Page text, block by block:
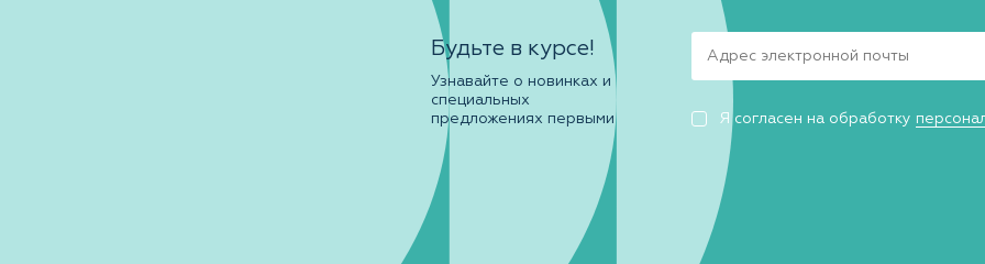
Будьте в курсе!
Узнавайте о новинках и
специальных
предложениях первыми
Я согласен на обработку